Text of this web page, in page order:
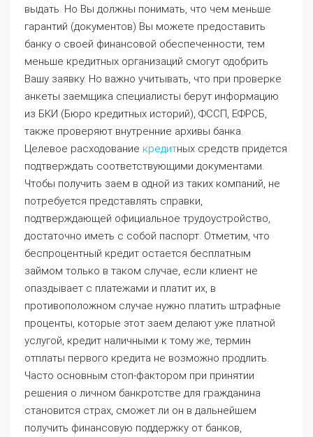
выдать. Но Вы должны понимать, что чем меньше
гарантий (документов) Вы можете предоставить
банку о своей финансовой обеспеченности, тем
меньше кредитных организаций смогут одобрить
Вашу заявку. Но важно учитывать, что при проверке
анкеты заемщика специалисты берут информацию
из БКИ (Бюро кредитных историй), ФССП, ЕФРСБ,
также проверяют внутренние архивы банка.
Целевое расходование кредитных средств придётся
подтверждать соответствующими документами.
Чтобы получить заем в одной из таких компаний, не
потребуется представлять справки,
подтверждающей официальное трудоустройство,
достаточно иметь с собой паспорт. Отметим, что
беспроцентный кредит остается бесплатным
займом только в таком случае, если клиент не
опаздывает с платежами и платит их, в
противоположном случае нужно платить штрафные
проценты, которые этот заем делают уже платной
услугой, кредит наличными к тому же, термин
отплаты первого кредита не возможно продлить.
Часто основным стоп-фактором при принятии
решения о личном банкротстве для гражданина
становится страх, сможет ли он в дальнейшем
получить финансовую поддержку от банков,